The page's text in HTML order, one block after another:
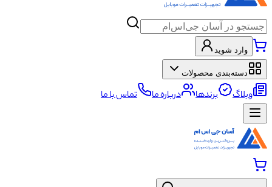
وارد شوید
دسته‌بندی محصولات
وبلاگ برندها درباره ما تماس با ما